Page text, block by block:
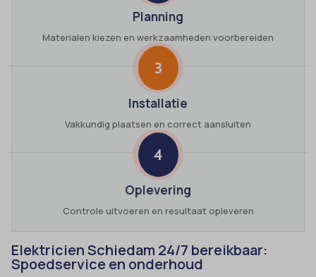
Planning
Materialen kiezen en werkzaamheden voorbereiden
3
Installatie
Vakkundig plaatsen en correct aansluiten
4
Oplevering
Controle uitvoeren en resultaat opleveren
Elektricien Schiedam 24/7 bereikbaar:
Spoedservice en onderhoud